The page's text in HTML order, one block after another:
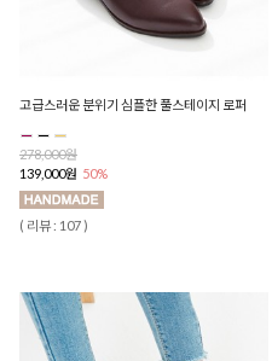
고급스러운 분위기 심플한 풀스테이지 로퍼
278,000원
139,000원 50%
( 리뷰 : 107 )